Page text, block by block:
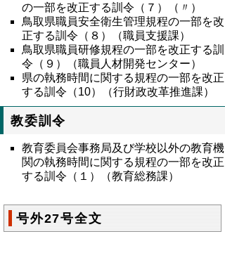
の一部を改正する訓令（７）（〃）
鳥取県職員安全衛生管理規程の一部を改
正する訓令（８）（職員支援課）
鳥取県職員研修規程の一部を改正する訓
令（９）（職員人材開発センター）
県の執務時間に関する規程の一部を改正
する訓令（10）（行財政改革推進課）
教委訓令
教育委員会事務局及び学校以外の教育機
関の執務時間に関する規程の一部を改正
する訓令（１）（教育総務課）
号外27号全文